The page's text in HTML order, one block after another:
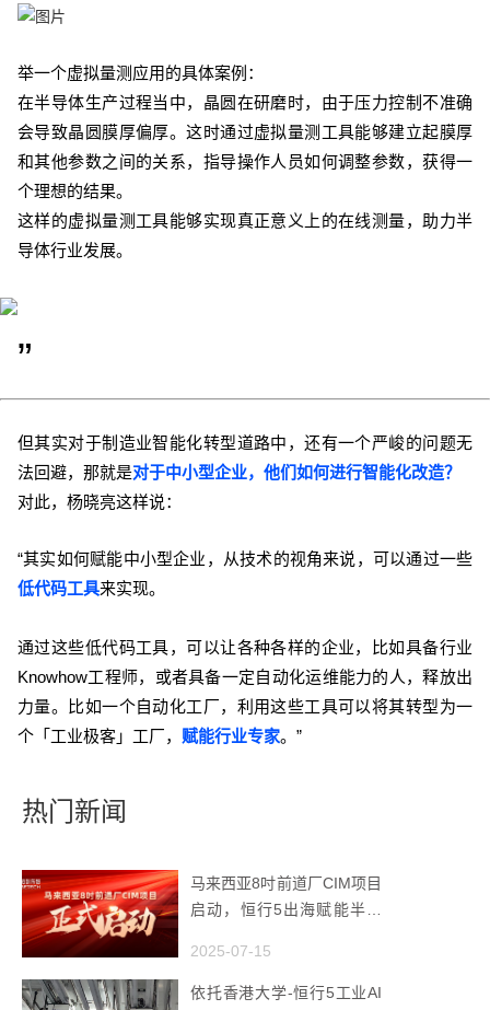
举一个虚拟量测应用的具体案例：
在半导体生产过程当中，晶圆在研磨时，由于压力控制不准确
会导致晶圆膜厚偏厚。这时通过虚拟量测工具能够建立起膜厚
和其他参数之间的关系，指导操作人员如何调整参数，获得一
个理想的结果。
这样的虚拟量测工具能够实现真正意义上的在线测量，
助力半
导体行业发展。
”
但其实对于制造业智能化转型道路中，还有一个严峻的问题无
法回避，那就是对于中小型企业，他们如何进行智能化改造？
对此，杨晓亮这样说：
“其实如何赋能中小型企业，从技术的视角来说，可以通过一些
低代码工具来实现。
通过这些低代码工具，可以让各种各样的企业，比如具备行业
Knowhow工程师，或者具备一定自动化运维能力的人，释放出
力量。比如一个自动化工厂，利用这些工具可以将其转型为一
个「工业极客」工厂， 赋能行业专家。”
热门新闻
马来西亚8吋前道厂CIM项目
启动，恒行5出海赋能半导
2025-07-15
依托香港大学-恒行5工业AI